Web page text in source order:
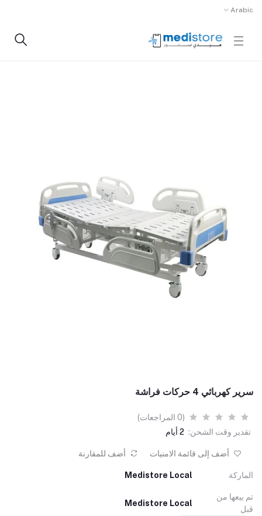
Arabic
سرير كهربائي 4 حركات فراشة
(0 المراجعات)
تقدير وقت الشحن: 2 أيام
أضف إلى قائمة الامنيات أضف للمقارنة
الماركة Medistore Local
تم بيعها من
قبل
Medistore Local